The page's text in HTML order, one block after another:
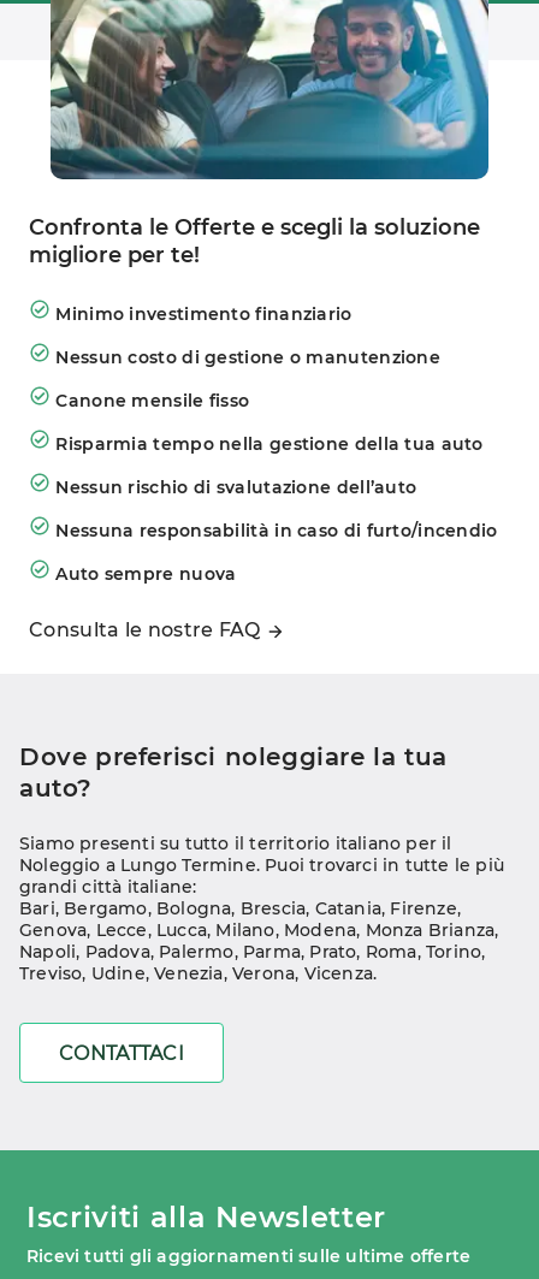
Confronta le Offerte e scegli la soluzione
migliore per te!
Minimo investimento finanziario
Nessun costo di gestione o manutenzione
Canone mensile fisso
Risparmia tempo nella gestione della tua auto
Nessun rischio di svalutazione dell’auto
Nessuna responsabilità in caso di furto/incendio
Auto sempre nuova
Consulta le nostre FAQ
Dove preferisci noleggiare la tua
auto?
Siamo presenti su tutto il territorio italiano per il
Noleggio a Lungo Termine. Puoi trovarci in tutte le più
grandi città italiane:
Bari, Bergamo, Bologna, Brescia, Catania, Firenze
Genova, Lecce, Lucca, Milano, Modena, Monza Brianza
Napoli, Padova, Palermo, Parma, Prato, Roma, Torino
Treviso, Udine, Venezia, Verona, Vicenza.
CONTATTACI
Iscriviti alla Newsletter
Ricevi tutti gli aggiornamenti sulle ultime offerte